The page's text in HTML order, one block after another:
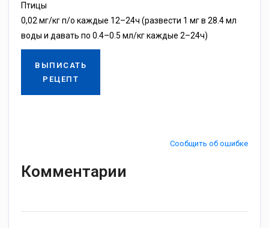
Птицы
0,02 мг/кг п/о каждые 12–24ч (развести 1 мг в 28.4 мл
воды и давать по 0.4–0.5 мл/кг каждые 2–24ч)
ВЫПИСАТЬ
РЕЦЕПТ
Сообщить об ошибке
Комментарии